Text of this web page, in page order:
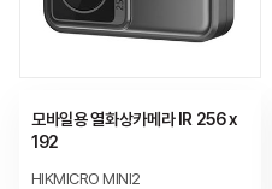
모바일용 열화상카메라 IR 256 x
192
HIKMICRO MINI2